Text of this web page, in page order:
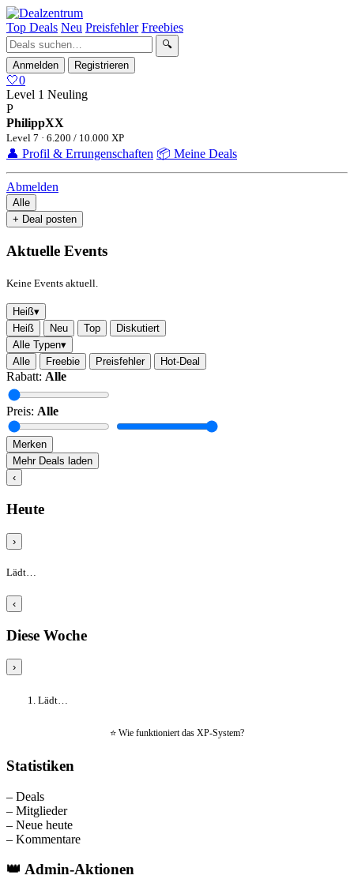
Top Deals Neu Preisfehler Freebies
🔍
Anmelden
Registrieren
🤍0
Level 1 Neuling
P
PhilippXX
Level 7 · 6.200 / 10.000 XP
👤 Profil & Errungenschaften 📦 Meine Deals
Abmelden
Alle
+ Deal posten
Aktuelle Events
Keine Events aktuell.
Heiß▾
Heiß
Neu Top
Diskutiert
Alle Typen▾
Alle
Freebie Preisfehler Hot-Deal
Rabatt: Alle
Preis: Alle
Merken
Mehr Deals laden
‹
Heute
›
Lädt…
‹
Diese Woche
›
Lädt…
⭐ Wie funktioniert das XP-System?
Statistiken
– Deals
– Mitglieder
– Neue heute
– Kommentare
👑 Admin-Aktionen